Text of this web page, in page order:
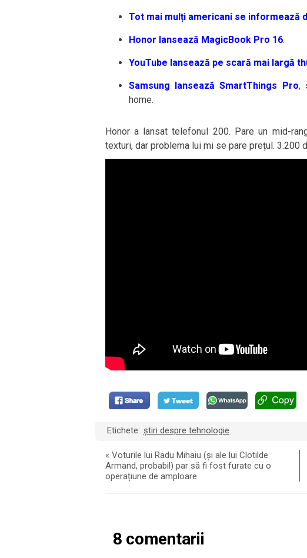
Tot mai mulți americani se informează
Honor lansează MagicBook Pro 16.
YouTube lansează pe scară mai largă
Samsung lansează SmartThings Pro,
home.
Honor a lansat telefonul 200. Pare un mid-
texturi, dar problema lui mi se pare prețul. 3.200
Etichete: știri despre tehnologie
« Voturile lui Radu Mihaiu (și ale lui Clotilde
Armand, probabil) par să fi fost furate cu o
operațiune de amploare
8 comentarii